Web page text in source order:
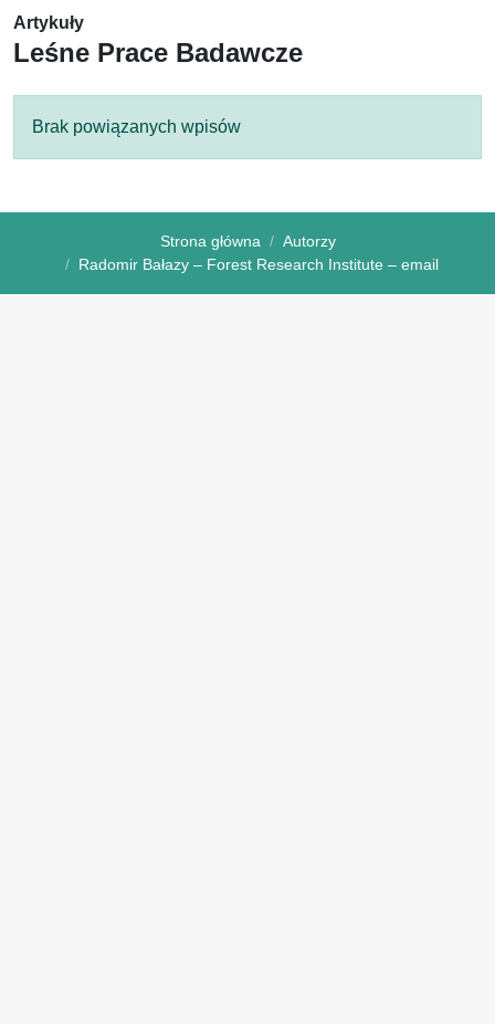
Artykuły
Leśne Prace Badawcze
Brak powiązanych wpisów
Strona główna
Autorzy
Radomir Bałazy – Forest Research Institute – email